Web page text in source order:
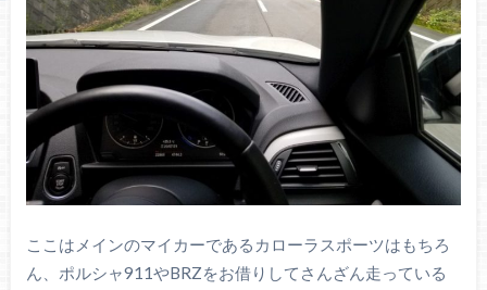
ここはメインのマイカーであるカローラスポーツはもちろ
ん、ポルシャ911やBRZをお借りしてさんざん走っている